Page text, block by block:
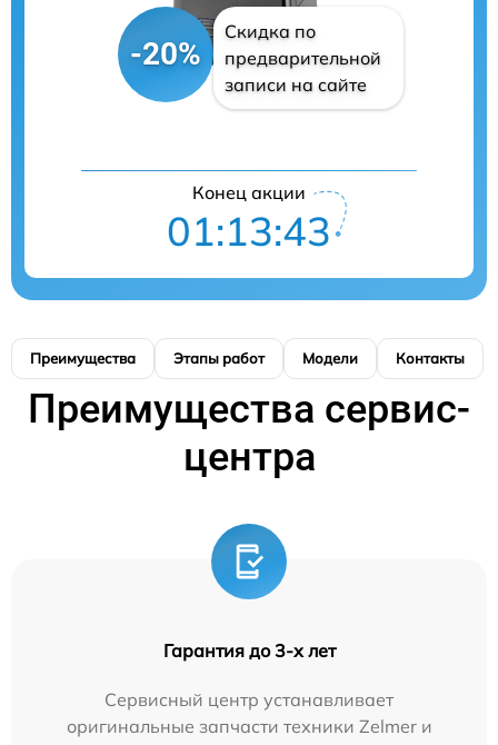
-20%
Скидка по
предварительной
записи на сайте
Конец акции
01:13:43
Преимущества Этапы работ Модели Контакты
Преимущества сервис-
центра
Гарантия до 3-х лет
Сервисный центр устанавливает
оригинальные запчасти техники Zelmer и